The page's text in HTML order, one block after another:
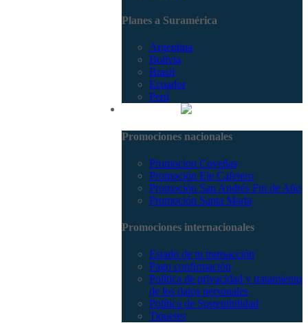
Planes a Suramérica
Argentina
Bolivia
Brasil
Ecuador
Perú
Promociones nacionales
Promocion Coveñas
Promoción Eje Cafetero
Promoción San Andrés Fin de Año
Promoción Santa Marta
Promociones internacionales
Estado de tu transacción
Pago confirmación
Política de privacidad y tratamiento
de los datos personales
Política de Sostenibilidad
Tiquetes